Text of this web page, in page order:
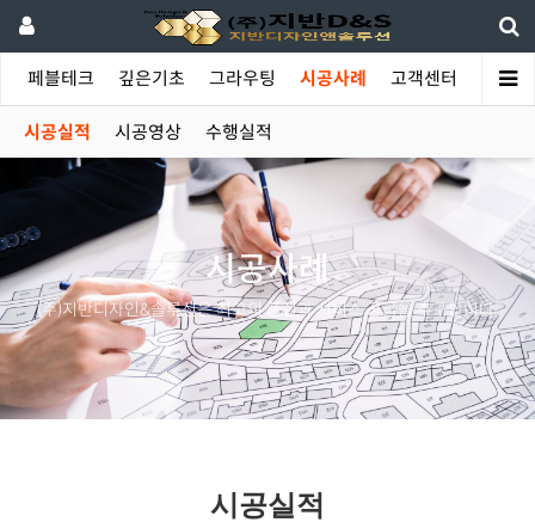
페블테크 깊은기초 그라우팅 시공사례 고객센터
시공실적 시공영상 수행실적
시공사례
(주)지반디자인&솔루션은 최고의 품질과 서비스 공급을 추구합니다.
시공실적